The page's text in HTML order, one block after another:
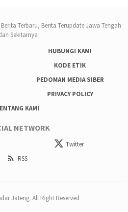
HUBUNGI KAMI
KODE ETIK
PEDOMAN MEDIA SIBER
PRIVACY POLICY
KAMI
NETWORK
Twitter
RSS
Jateng. All Right Reserved